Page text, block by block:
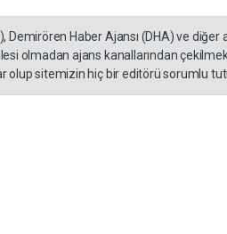
Demirören Haber Ajansı (DHA) ve
olmadan ajans kanallarından
olup sitemizin hiç bir editörü sorumlu